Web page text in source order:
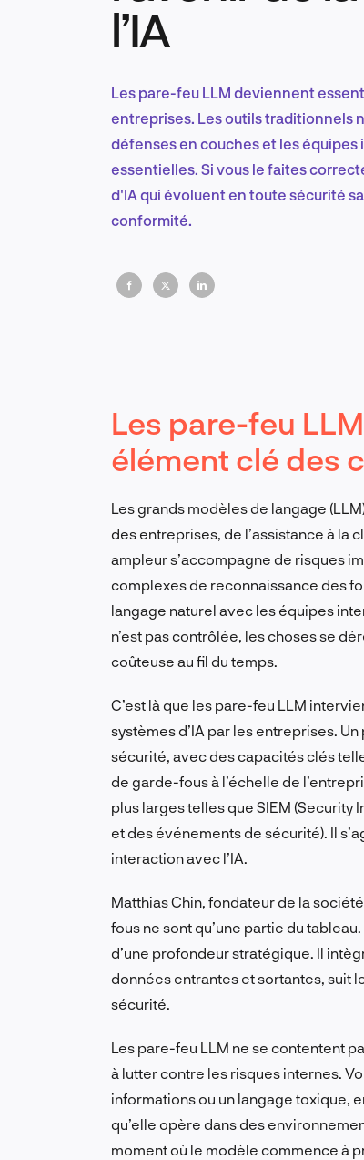
l’IA
Les pare-feu LLM deviennent
entreprises. Les outils traditionnels
défenses en couches et les
essentielles. Si vous le faites
d'IA qui évoluent en toute sécurité
conformité.
Les pare-feu
élément clé des
Les grands modèles de langage
des entreprises, de l’assistance à la
ampleur s’accompagne de risques
complexes de reconnaissance des
langage naturel avec les équipes
n’est pas contrôlée, les choses se
coûteuse au fil du temps.
C’est là que les pare-feu LLM
systèmes d’IA par les entreprises.
sécurité, avec des capacités clés
de garde-fous à l’échelle de
plus larges telles que SIEM
et des événements de sécurité). Il
interaction avec l’IA.
Matthias Chin, fondateur de la
fous ne sont qu’une partie du
d’une profondeur stratégique. Il
données entrantes et sortantes, suit
sécurité.
Les pare-feu LLM ne se contentent
à lutter contre les risques internes.
informations ou un langage toxique,
qu’elle opère dans des
moment où le modèle commence à